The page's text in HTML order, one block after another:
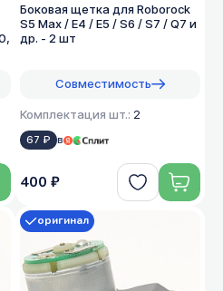
Боковая щетка для Roborock
S5 Max / E4 / E5 / S6 / S7 / Q7 и
др. - 2 шт
Совместимость
Комплектация шт.: 2
67 ₽ в
400 ₽
оригинал